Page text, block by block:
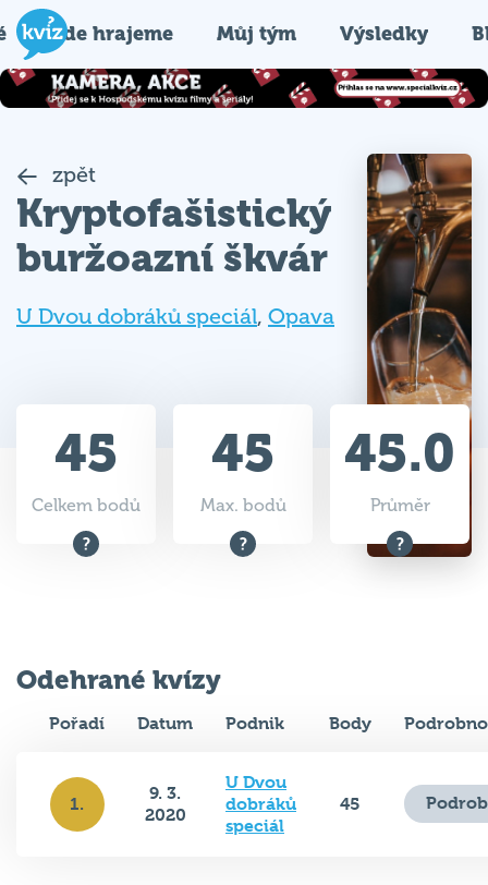
Kde hrajeme Můj tým Výsledky
zpět
Kryptofašistický
buržoazní škvár
U Dvou dobráků speciál, Opava
45
Celkem bodů
45
Max. bodů
45.0
Průměr
Odehrané kvízy
Pořadí Datum Podnik Body
1.
9. 3.
2020
U Dvou
dobráků
speciál
45